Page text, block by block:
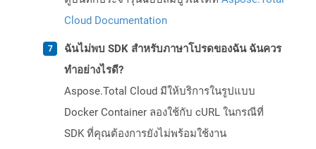
Cloud Documentation
ฉันไม่พบ SDK สำหรับภาษาโปรดของฉัน ฉันควร
ทำอย่างไรดี?
Aspose.Total Cloud มีให้บริการในรูปแบบ
Docker Container ลองใช้กับ cURL ในกรณีที่
SDK ที่คุณต้องการยังไม่พร้อมใช้งาน